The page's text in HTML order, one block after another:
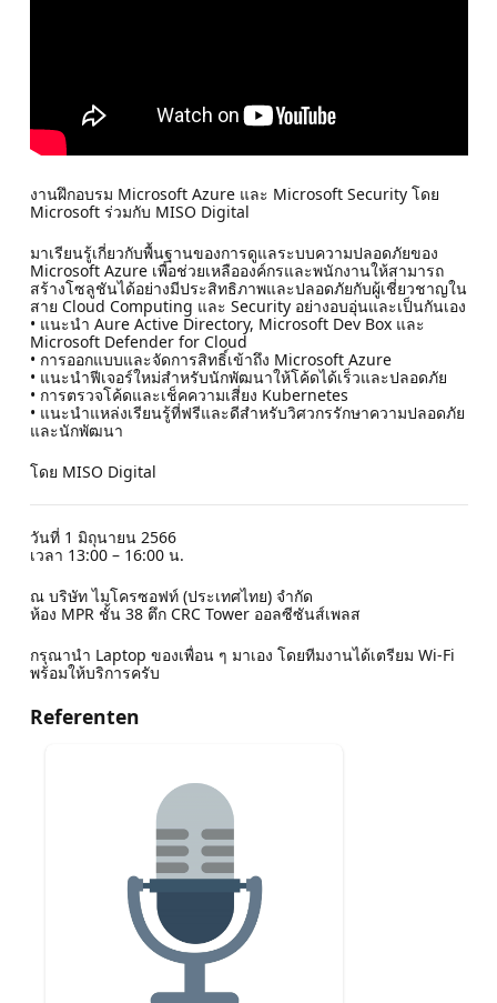
งานฝึกอบรม Microsoft Azure และ Microsoft Security โดย
Microsoft ร่วมกับ MISO Digital
มาเรียนรู้เกี่ยวกับพื้นฐานของการดูแลระบบความปลอดภัยของ
Microsoft Azure เพื่อช่วยเหลือองค์กรและพนักงานให้สามารถ
สร้างโซลูชันได้อย่างมีประสิทธิภาพและปลอดภัยกับผู้เชี่ยวชาญใน
สาย Cloud Computing และ Security อย่างอบอุ่นและเป็นกันเอง
• แนะนำ Aure Active Directory, Microsoft Dev Box และ
Microsoft Defender for Cloud
• การออกแบบและจัดการสิทธิ์เข้าถึง Microsoft Azure
• แนะนำฟีเจอร์ใหม่สำหรับนักพัฒนาให้โค้ดได้เร็วและปลอดภัย
• การตรวจโค้ดและเช็คความเสี่ยง Kubernetes
• แนะนำแหล่งเรียนรู้ที่ฟรีและดีสำหรับวิศวกรรักษาความปลอดภัย
และนักพัฒนา
โดย MISO Digital
วันที่ 1 มิถุนายน 2566
เวลา 13:00 – 16:00 น.
ณ บริษัท ไมโครซอฟท์ (ประเทศไทย) จำกัด
ห้อง MPR ชั้น 38 ตึก CRC Tower ออลซีซันส์เพลส
กรุณานำ Laptop ของเพื่อน ๆ มาเอง โดยทีมงานได้เตรียม Wi-Fi
พร้อมให้บริการครับ
Referenten